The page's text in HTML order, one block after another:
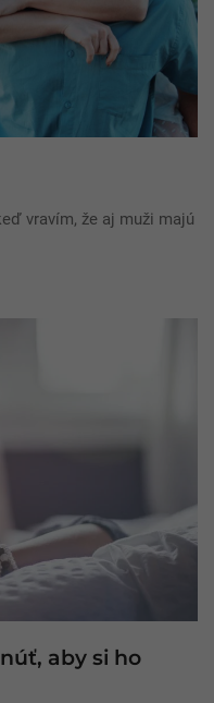
vravím, že aj muži majú
aby si ho